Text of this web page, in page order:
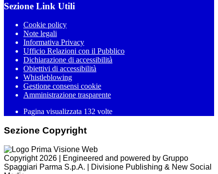
Sezione Link Utili
Cookie policy
Note legali
Informativa Privacy
Ufficio Relazioni con il Pubblico
Dichiarazione di accessibilità
Obiettivi di accessibilità
Whistleblowing
Gestione consensi cookie
Amministrazione trasparente
Pagina visualizzata 132 volte
Sezione Copyright
Copyright 2026 | Engineered and powered by Gruppo
Spaggiari Parma S.p.A. | Divisione Publishing & New Social